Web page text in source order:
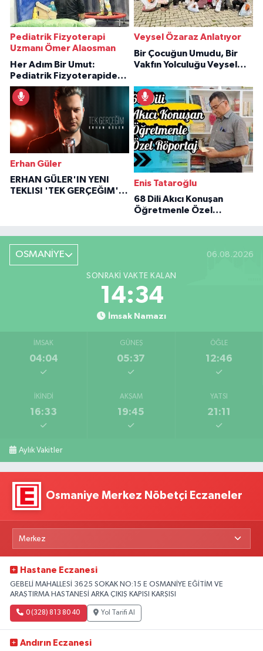
Pediatrik Fizyoterapi
Uzmanı Ömer Alaosman
Her Adım Bir Umut:
Pediatrik Fizyoterapiden
İlham Veren Hikâyeler
Veysel Özaraz Anlatıyor
Bir Çocuğun Umudu, Bir
Vakfın Yolculuğu Veysel
Erhan Güler
ERHAN GÜLER'IN YENI
TEKLISI 'TEK GERÇEĞIM'LE
Enis Tataroğlu
68 Dili Akıcı Konuşan
Öğretmenle Özel
OSMANİYE 06.08.2026
SONRAKI VAKTE KALAN
14:33
İmsak Namazı
İMSAK
04:04
GÜNEŞ
05:37
ÖĞLE
12:46
İKINDI
16:33
AKŞAM
19:45
YATSI
21:11
Aylık Vakitler
Osmaniye Merkez Nöbetçi Eczaneler
Hastane Eczanesi
GEBELİ MAHALLESİ 3625 SOKAK NO:15 E OSMANİYE EĞİTİM VE
ARAŞTIRMA HASTANESİ ARKA ÇIKIŞ KAPISI KARŞISI
0 (328) 813 80 40 Yol Tarifi Al
Andırın Eczanesi